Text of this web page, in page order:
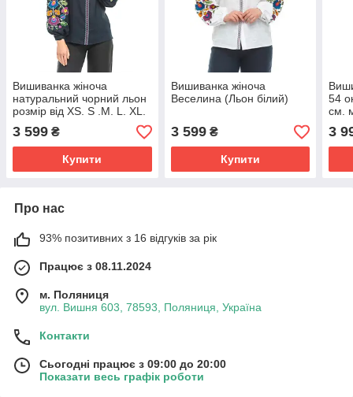
Вишиванка жіноча
натуральний чорний льон
розмір від XS. S .M. L. XL.
3 599 ₴
Купити
Вишиванка жіноча
Веселина (Льон білий)
3 599₴
Купити
54
см.
льон
3
Про нас
93% позитивних з 16 відгуків за рік
Працює з 08.11.2024
м. Поляниця
вул. Вишня 603, 78593, Поляниця, Україна
Контакти
Сьогодні працює з 09:00 до 20:00
Показати весь графік роботи